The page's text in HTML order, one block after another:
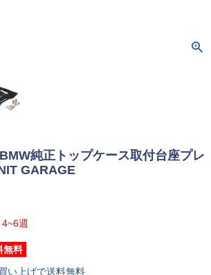
純正トップケース取付台座プレ
GARAGE
4~6週
無料
い上げで送料無料